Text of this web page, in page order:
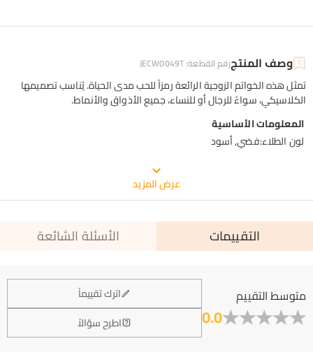
وصف المنتجرقم القطعة:
JECW0049T
تمثل هذه الخواتم الزوجية الرائعة رمزاً للحب مدى الحياة. يُناسب تصميمها
الكلاسيكي، سواءً للرجال أو للنساء، جميع الأذواق والأنماط.
المعلومات الأساسية
لون الطلاء:فضي, أسود
التغليف المجاني من جوليا
عرض المزيد
التقييمات الأسئلة الشائعة
متوسط التقييم
0.0
اترك تقييماً
اطرح سؤالاً
عام
أين يقع مقر شركتكم؟
يقع مكتبنا الرئيسي في لوس أنجلوس، كاليفورنيا، بينما يقع مقر
هل لديكم أي مواقع بيع بالتجزئة؟